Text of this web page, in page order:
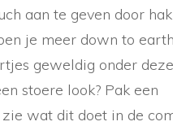
aan te geven door
je meer down to
geweldig onder
stoere look? Pak een
wat dit doet in de